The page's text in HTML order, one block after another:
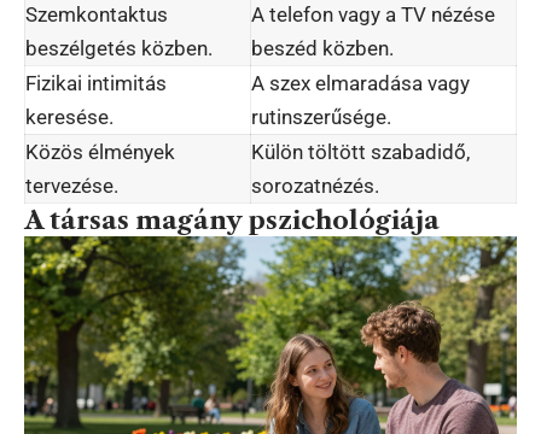
Szemkontaktus
beszélgetés közben.
A telefon vagy a TV nézése
beszéd közben.
Fizikai intimitás
keresése.
A szex elmaradása vagy
rutinszerűsége.
Közös élmények
tervezése.
Külön töltött szabadidő,
sorozatnézés.
A társas magány pszichológiája